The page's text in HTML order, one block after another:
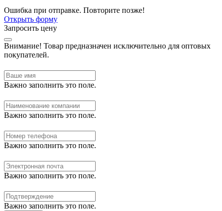
Ошибка при отправке. Повторите позже!
Открыть форму
Запросить цену
Внимание! Товар предназначен исключительно для оптовых
покупателей.
Важно заполнить это поле.
Важно заполнить это поле.
Важно заполнить это поле.
Важно заполнить это поле.
Важно заполнить это поле.